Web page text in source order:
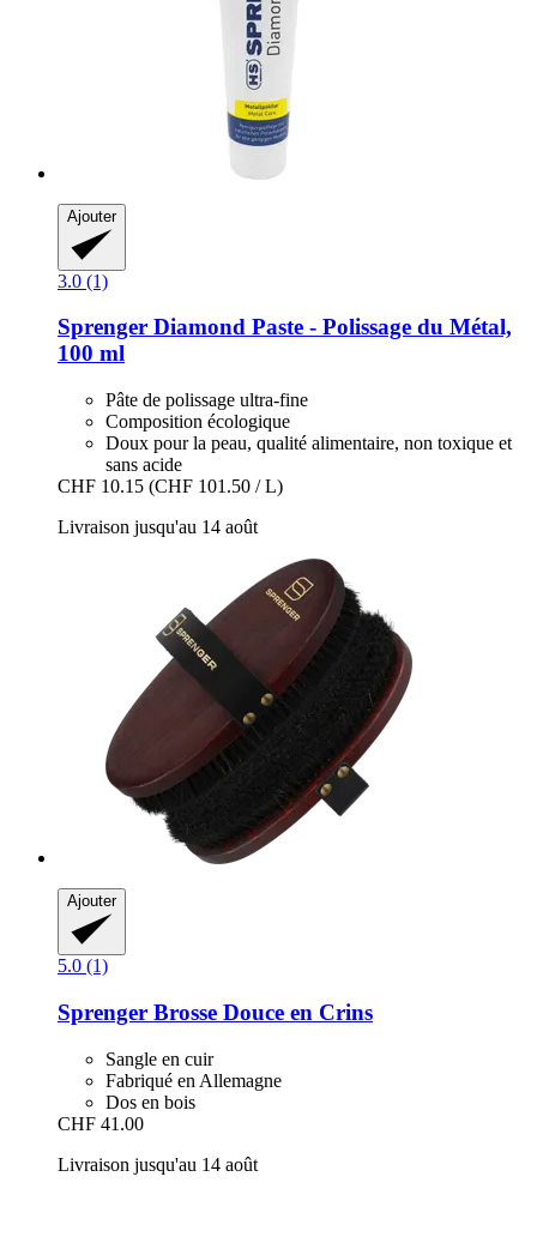
Ajouter
3.0 (1)
Sprenger Diamond Paste -​ Polissage du Métal,
100 ml
Pâte de polissage ultra-fine
Composition écologique
Doux pour la peau, qualité alimentaire, non toxique et
sans acide
CHF 10.15 (CHF 101.50 / L)
Livraison jusqu'au 14 août
Ajouter
5.0 (1)
Sprenger Brosse Douce en Crins
Sangle en cuir
Fabriqué en Allemagne
Dos en bois
CHF 41.00
Livraison jusqu'au 14 août